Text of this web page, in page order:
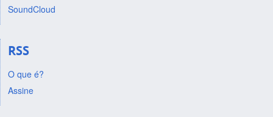
SoundCloud
RSS
O que é?
Assine